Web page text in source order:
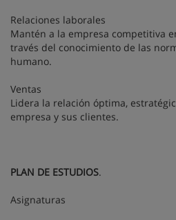
Relaciones laborales
Mantén a la empresa competitiva
través del conocimiento de las
humano.
Ventas
Lidera la relación óptima,
empresa y sus clientes.
PLAN DE ESTUDIOS.
Asignaturas